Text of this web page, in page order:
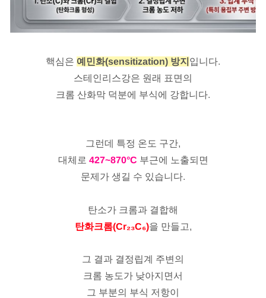
핵심은 예민화(sensitization) 방지 입니다.
스테인리스강은 원래 표면의
크롬 산화막 덕분에 부식에 강합니다.
그런데 특정 온도 구간,
대체로 427~870°C 부근에 노출되면
문제가 생길 수 있습니다.
탄소가 크롬과 결합해
탄화크롬(Cr₂₃C₆)을 만들고,
그 결과 결정립계 주변의
크롬 농도가 낮아지면서
그 부분의 부식 저항이